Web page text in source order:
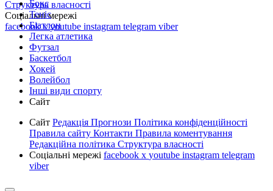
Структура власності
Соціальні мережі
facebookxyoutube instagram telegram viber
Бокс
Теніс
Біатлон
Легка атлетика
Футзал
Баскетбол
Хокей
Волейбол
Інші види спорту
Сайт
Сайт Редакція Прогнози Політика конфіденційності
Правила сайту Контакти Правила коментування
Редакційна політика Структура власності
Соціальні мережі facebook x youtube instagram telegram
viber